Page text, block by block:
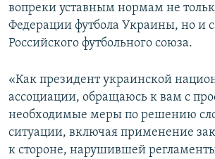
вопреки уставным нормам не
Федерации футбола Украины, но и
Российского футбольного союза.
«Как президент украинской
ассоциации, обращаюсь к вам с
необходимые меры по решению
ситуации, включая применение
к стороне, нарушившей